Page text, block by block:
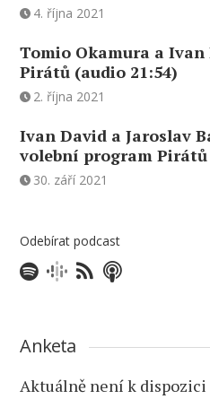
4. října 2021
Tomio Okamura a
Pirátů (audio 21:54)
2. října 2021
Ivan David a Jaroslav
volební program Pirátů
30. září 2021
Odebírat podcast
Anketa
Aktuálně není k dispozici